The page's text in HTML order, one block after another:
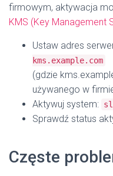
firmowym, aktywacja
KMS (Key Management
Ustaw adres
kms.example.com
(gdzie
używanego w
Aktywuj system:
Sprawdź status
Częste